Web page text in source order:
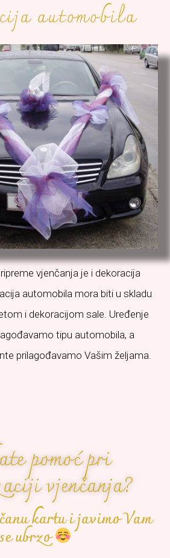
automobila
vjenčanja je i dekoracija
automobila mora biti u skladu
i dekoracijom sale. Uređenje
tipu automobila, a
prilagođavamo Vašim željama.
pomoć pri
vjenčanja?
kartu i javimo Vam
ubrzo